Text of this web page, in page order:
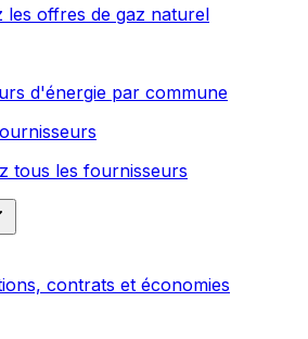
les offres de gaz naturel
d'énergie par commune
tous les fournisseurs
contrats et économies